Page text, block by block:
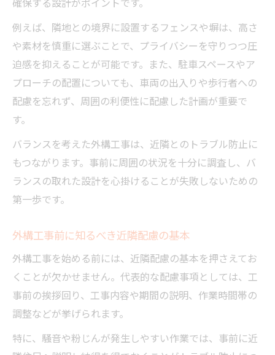
確保する設計がポイントです。
例えば、隣地との境界に設置するフェンスや塀は、高さ
や素材を慎重に選ぶことで、プライバシーを守りつつ圧
迫感を抑えることが可能です。また、駐車スペースやア
プローチの配置についても、車両の出入りや歩行者への
配慮を忘れず、周囲の利便性に配慮した計画が重要で
す。
バランスを考えた外構工事は、近隣とのトラブル防止に
もつながります。事前に周囲の状況を十分に調査し、バ
ランスの取れた設計を心掛けることが失敗しないための
第一歩です。
外構工事前に知るべき近隣配慮の基本
外構工事を始める前には、近隣配慮の基本を押さえてお
くことが欠かせません。代表的な配慮事項としては、工
事前の挨拶回り、工事内容や期間の説明、作業時間帯の
調整などが挙げられます。
特に、騒音や粉じんが発生しやすい作業では、事前に近